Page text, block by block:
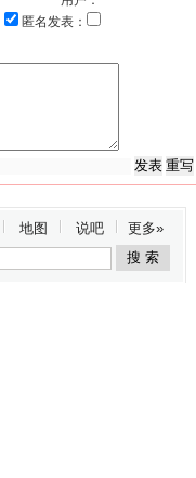
匿名发表：
地图 说吧 更多»